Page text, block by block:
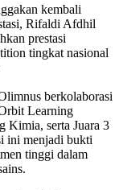
kembali
Rifaldi Afdhil
prestasi
tingkat nasional
berkolaborasi
Learning
Kimia, serta Juara 3
ini menjadi bukti
tinggi dalam